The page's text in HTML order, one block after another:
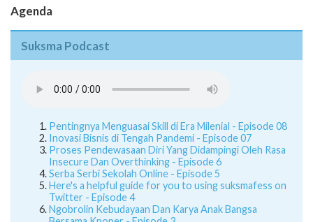
Agenda
Suksma Podcast
Pentingnya Menguasai Skill di Era Milenial - Episode 08
Inovasi Bisnis di Tengah Pandemi - Episode 07
Proses Pendewasaan Diri Yang Didampingi Oleh Rasa
Insecure Dan Overthinking - Episode 6
Serba Serbi Sekolah Online - Episode 5
Here's a helpful guide for you to using suksmafess on
Twitter - Episode 4
Ngobrolin Kebudayaan Dan Karya Anak Bangsa